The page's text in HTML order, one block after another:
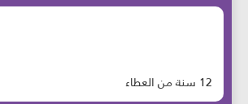
12 سنة من العطاء